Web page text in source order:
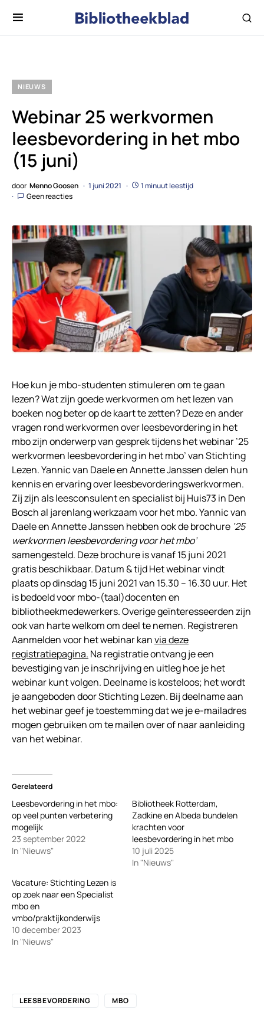
NIEUWS
Webinar 25 werkvormen
leesbevordering in het mbo
(15 juni)
door Menno Goosen 1 juni 2021
1 minuut leestijd
Geen reacties
Hoe kun je mbo-studenten stimuleren om te gaan
lezen? Wat zijn goede werkvormen om het lezen van
boeken nog beter op de kaart te zetten? Deze en ander
vragen rond werkvormen over leesbevordering in het
mbo zijn onderwerp van gesprek tijdens het webinar ’25
werkvormen leesbevordering in het mbo’ van Stichting
Lezen. Yannic van Daele en Annette Janssen delen hun
kennis en ervaring over leesbevorderingswerkvormen.
Zij zijn als leesconsulent en specialist bij Huis73 in Den
Bosch al jarenlang werkzaam voor het mbo. Yannic van
Daele en Annette Janssen hebben ook de brochure ’25
werkvormen leesbevordering voor het mbo’
samengesteld. Deze brochure is vanaf 15 juni 2021
gratis beschikbaar. Datum & tijd Het webinar vindt
plaats op dinsdag 15 juni 2021 van 15.30 – 16.30 uur. Het
is bedoeld voor mbo-(taal)docenten en
bibliotheekmedewerkers. Overige geïnteresseerden zijn
ook van harte welkom om deel te nemen. Registreren
Aanmelden voor het webinar kanvia deze
registratiepagina. Na registratie ontvang je een
bevestiging van je inschrijving en uitleg hoe je het
webinar kunt volgen. Deelname is kosteloos; het wordt
je aangeboden door Stichting Lezen. Bij deelname aan
het webinar geef je toestemming dat we je e-mailadres
mogen gebruiken om te mailen over of naar aanleiding
van het webinar.
Gerelateerd
Leesbevordering in het mbo:
op veel punten verbetering
mogelijk
23 september 2022
In "Nieuws"
Bibliotheek Rotterdam,
Zadkine en Albeda bundelen
krachten voor
leesbevordering in het mbo
10 juli 2025
In "Nieuws"
Vacature: Stichting Lezen is
op zoek naar een Specialist
mbo en
vmbo/praktijkonderwijs
10 december 2023
In "Nieuws"
LEESBEVORDERING MBO